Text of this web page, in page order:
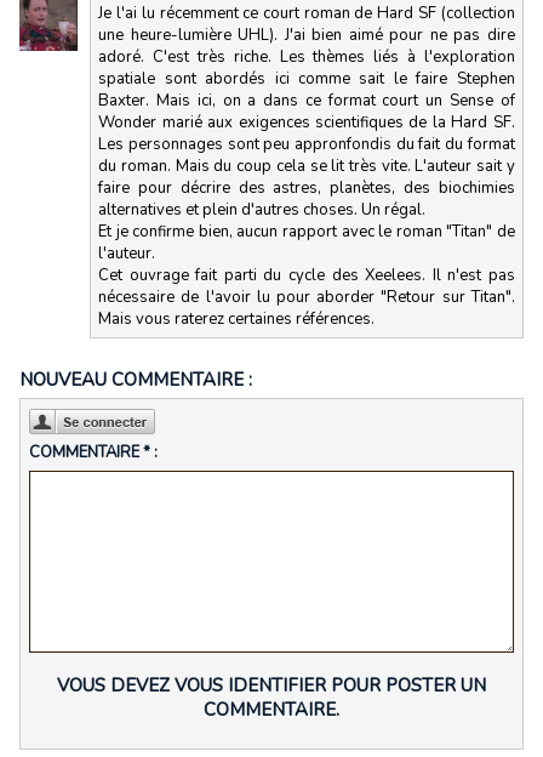
Je l'ai lu récemment ce court roman de Hard SF (collection
une heure-lumière UHL). J'ai bien aimé pour ne pas dire
adoré. C'est très riche. Les thèmes liés à l'exploration
spatiale sont abordés ici comme sait le faire Stephen
Baxter. Mais ici, on a dans ce format court un Sense of
Wonder marié aux exigences scientifiques de la Hard SF.
Les personnages sont peu appronfondis du fait du format
du roman. Mais du coup cela se lit très vite. L'auteur sait y
faire pour décrire des astres, planètes, des biochimies
alternatives et plein d'autres choses. Un régal.
Et je confirme bien, aucun rapport avec le roman "Titan" de
l'auteur.
Cet ouvrage fait parti du cycle des Xeelees. Il n'est pas
nécessaire de l'avoir lu pour aborder "Retour sur Titan".
Mais vous raterez certaines références.
NOUVEAU COMMENTAIRE :
COMMENTAIRE * :
VOUS DEVEZ VOUS IDENTIFIER POUR POSTER UN
COMMENTAIRE.